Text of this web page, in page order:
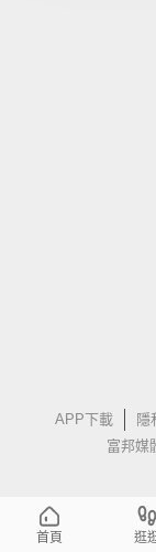
APP下載 隱
富邦媒
首頁 逛